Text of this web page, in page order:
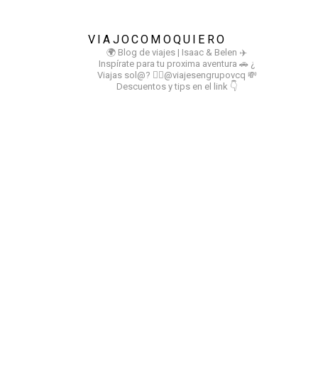
VIAJOCOMOQUIERO
🌍 Blog de viajes | Isaac & Belen ✈️
Inspírate para tu proxima aventura 🚗 ¿
Viajas sol@? 👉🏻@viajesengrupovcq 💸
Descuentos y tips en el link 👇